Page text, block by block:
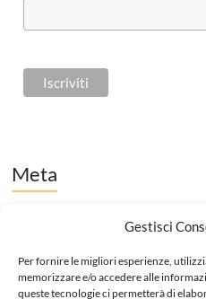
Gestisci
Per fornire le migliori esperienze,
memorizzare e/o accedere alle
queste tecnologie ci permetterà di
Meta
Feed dei commenti